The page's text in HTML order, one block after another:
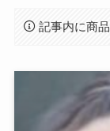
記事内に商